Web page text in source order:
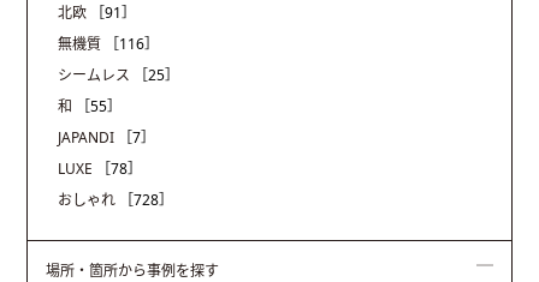
北欧
［91］
無機質
［116］
シームレス
［25］
和
［55］
JAPANDI
［7］
LUXE
［78］
おしゃれ
［728］
場所・箇所から事例を探す